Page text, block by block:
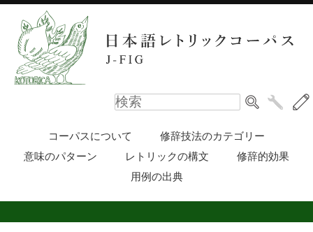
コーパスについて
修辞技法のカテゴリー
意味のパターン
レトリックの構文
修辞的効果
用例の出典